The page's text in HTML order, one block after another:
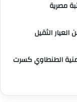
مصرية
الثقيل
الطنطاوي كسرت